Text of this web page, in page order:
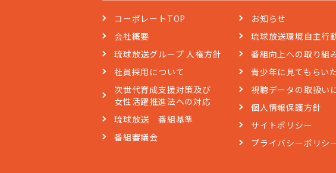
コーポレートTOP
会社概要
琉球放送グループ 人権方針
社員採用について
次世代育成支援対策及び
女性活躍推進法への対応
琉球放送 番組基準
番組審議会
お知らせ
琉球放送環境自主行
番組向上への取り組
青少年に見てもらい
視聴データの取扱い
個人情報保護方針
サイトポリシー
プライバシーポリシ